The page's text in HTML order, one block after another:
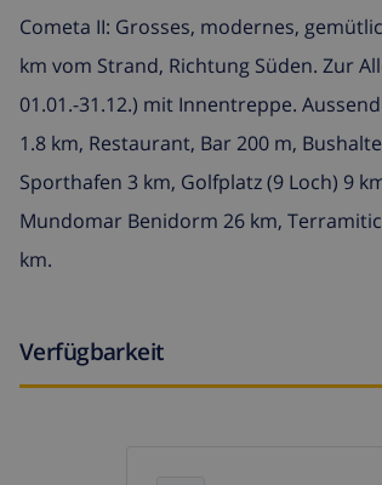
Cometa II: Grosses, modernes,
km vom Strand, Richtung Süden. Zur
01.01.-31.12.) mit Innentreppe.
1.8 km, Restaurant, Bar 200 m,
Sporthafen 3 km, Golfplatz (9 Loch) 9
Mundomar Benidorm 26 km,
km.
Verfügbarkeit